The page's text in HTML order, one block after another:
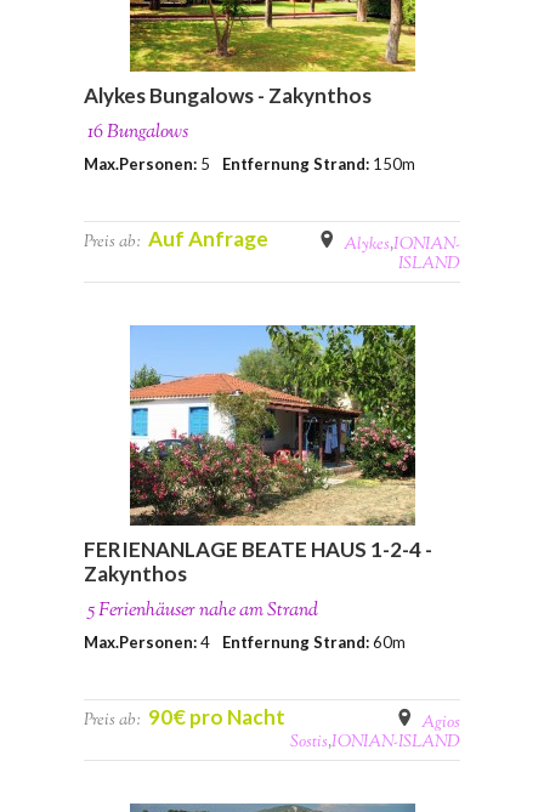
Alykes Bungalows - Zakynthos
16 Bungalows
Max.Personen: 5 Entfernung Strand: 150m
Preis ab: Auf Anfrage Alykes,IONIAN-
ISLAND
FERIENANLAGE BEATE HAUS 1-2-4 -
Zakynthos
5 Ferienhäuser nahe am Strand
Max.Personen:4 Entfernung Strand:60m
Preis ab: 90€ pro Nacht
Agios
Sostis,IONIAN-ISLAND